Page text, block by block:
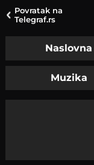
Povratak na
Telegraf.rs
Naslovna
Muzika